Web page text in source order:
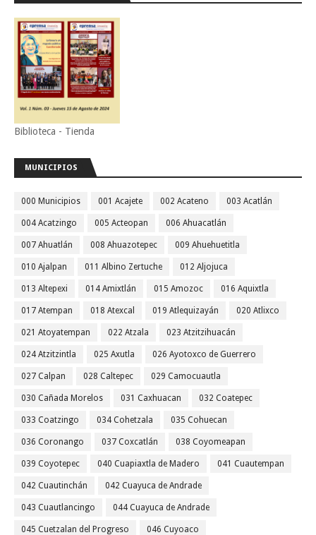
Biblioteca - Tienda
MUNICIPIOS
000 Municipios 001 Acajete 002 Acateno 003 Acatlán
004 Acatzingo 005 Acteopan 006 Ahuacatlán
007 Ahuatlán 008 Ahuazotepec 009 Ahuehuetitla
010 Ajalpan 011 Albino Zertuche 012 Aljojuca
013 Altepexi 014 Amixtlán 015 Amozoc 016 Aquixtla
017 Atempan 018 Atexcal 019 Atlequizayán 020 Atlixco
021 Atoyatempan 022 Atzala 023 Atzitzihuacán
024 Atzitzintla 025 Axutla 026 Ayotoxco de Guerrero
027 Calpan 028 Caltepec 029 Camocuautla
030 Cañada Morelos 031 Caxhuacan 032 Coatepec
033 Coatzingo 034 Cohetzala 035 Cohuecan
036 Coronango 037 Coxcatlán 038 Coyomeapan
039 Coyotepec 040 Cuapiaxtla de Madero 041 Cuautempan
042 Cuautinchán 042 Cuayuca de Andrade
043 Cuautlancingo 044 Cuayuca de Andrade
045 Cuetzalan del Progreso 046 Cuyoaco